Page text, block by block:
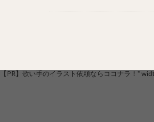
【PR】歌い手のイラスト依頼ならココナラ！"